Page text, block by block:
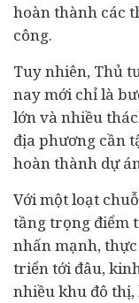
hoàn thành các
công.
Tuy nhiên, Thủ
nay mới chỉ là
lớn và nhiều
địa phương cần
hoàn thành dự
Với một loạt
tầng trọng điểm
nhấn mạnh,
triển tới đâu,
nhiều khu đô thị,